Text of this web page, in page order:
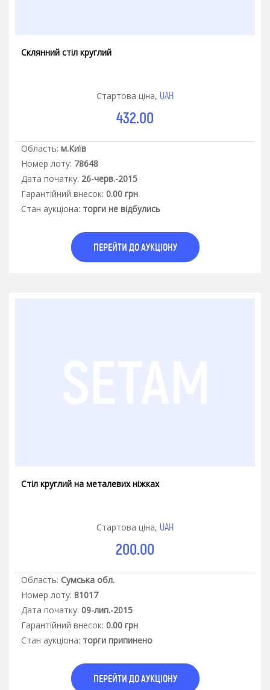
Склянний стіл круглий
Стартова ціна, UAH
432.00
Область: м.Київ
Номер лоту: 78648
Дата початку: 26-черв.-2015
Гарантiйний внесок: 0.00 грн
Стан аукцiона: торги не відбулись
ПЕРЕЙТИ ДО АУКЦІОНУ
Стіл круглий на металевих ніжках
Стартова ціна, UAH
200.00
Область: Сумська обл.
Номер лоту: 81017
Дата початку: 09-лип.-2015
Гарантiйний внесок: 0.00 грн
Стан аукцiона: торги припинено
ПЕРЕЙТИ ДО АУКЦІОНУ